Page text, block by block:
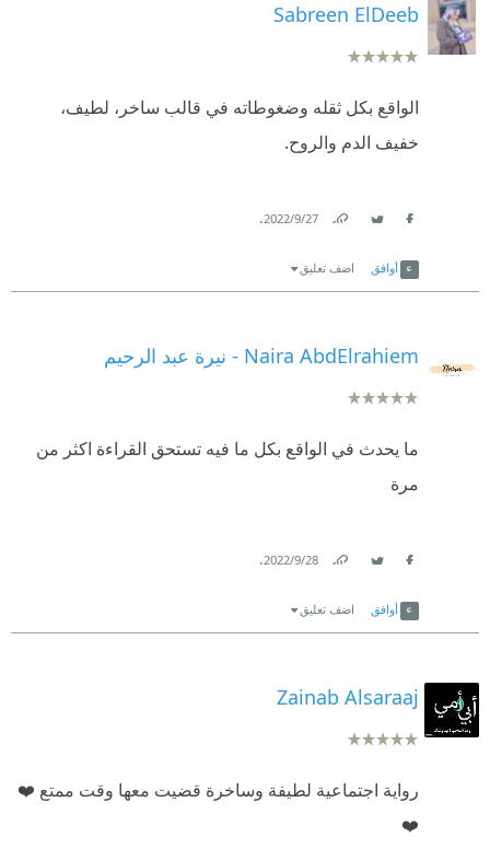
Sabreen ElDeeb
الواقع بكل ثقله وضغوطاته في قالب ساخر، لطيف،
خفيف الدم والروح.
27‏/9‏/2022
.
أوافق اضف تعليق
Naira AbdElrahiem - نيرة عبد الرحيم
ما يحدث في الواقع بكل ما فيه تستحق القراءة اكثر من
مرة
28‏/9‏/2022
.
أوافق اضف تعليق
Zainab Alsaraaj
رواية اجتماعية لطيفة وساخرة قضيت معها وقت ممتع ❤️
❤️